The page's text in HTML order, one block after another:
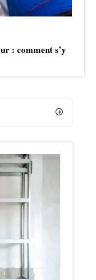
: comment s’y